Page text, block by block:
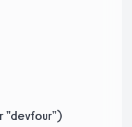
"devfour")